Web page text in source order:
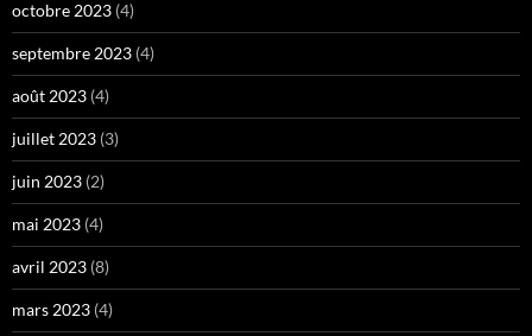
octobre 2023 (4)
septembre 2023 (4)
août 2023 (4)
juillet 2023 (3)
juin 2023 (2)
mai 2023 (4)
avril 2023 (8)
mars 2023 (4)